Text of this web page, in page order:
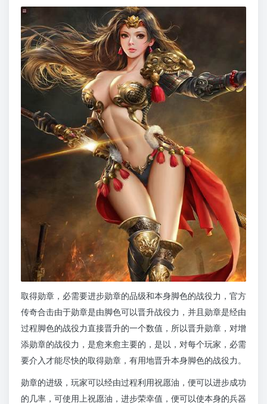
取得勋章，必需要进步勋章的品级和本身脚色的战役力，官方
传奇合击由于勋章是由脚色可以晋升战役力，并且勋章是经由
过程脚色的战役力直接晋升的一个数值，所以晋升勋章，对增
添勋章的战役力，是愈来愈主要的，是以，对每个玩家，必需
要介入才能尽快的取得勋章，有用地晋升本身脚色的战役力。
勋章的进级，玩家可以经由过程利用祝愿油，便可以进步成功
的几率，可使用上祝愿油，进步荣幸值，便可以使本身的兵器